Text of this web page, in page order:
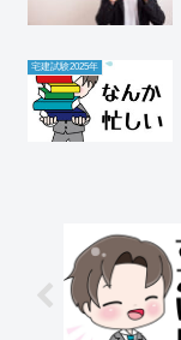
宅建試験2025年